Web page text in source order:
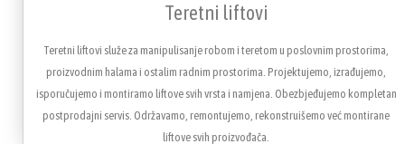
Teretni liftovi
Teretni liftovi služe za manipulisanje robom i teretom u poslovnim prostorima,
proizvodnim halama i ostalim radnim prostorima. Projektujemo, izrađujemo,
isporučujemo i montiramo liftove svih vrsta i namjena. Obezbjeđujemo kompletan
postprodajni servis. Održavamo, remontujemo, rekonstruišemo već montirane
liftove svih proizvođača.